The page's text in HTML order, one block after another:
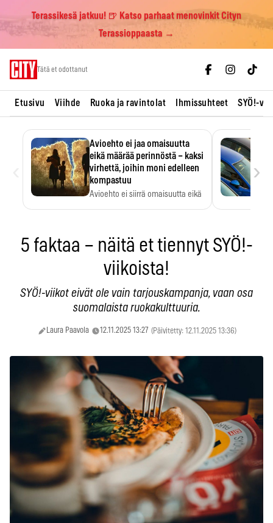
Terassikesä jatkuu! 🍺 Katso parhaat menovinkit Cityn
Terassioppaasta →
Tätä et odottanut
Etusivu Viihde Ruoka ja ravintolat Ihmissuhteet SYÖ!-
Avioehto ei jaa omaisuutta
eikä määrää perinnöstä – kaksi
virhettä, joihin moni edelleen
kompastuu
Avioehto ei siirrä omaisuutta eikä
›
5 faktaa – näitä et tiennyt SYÖ!-
viikoista!
SYÖ!-viikot eivät ole vain tarjouskampanja, vaan osa
suomalaista ruokakulttuuria.
Laura Paavola 12.11.2025 13:27 (Päivitetty: 12.11.2025 13:36)